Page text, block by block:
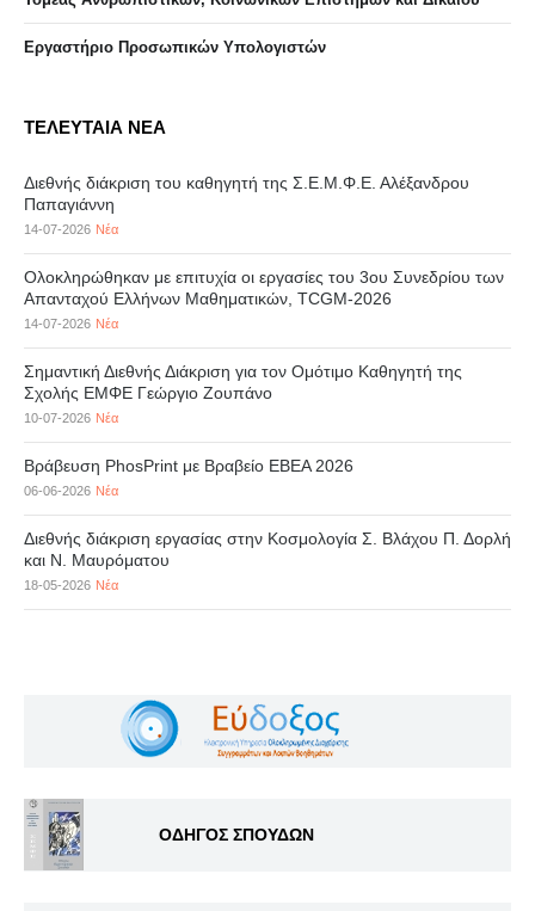
Eργαστήριo Προσωπικών Υπολογιστών
ΤΕΛΕΥΤΑΙΑ ΝΕΑ
Διεθνής διάκριση του καθηγητή της Σ.Ε.Μ.Φ.Ε. Αλέξανδρου
Παπαγιάννη
14-07-2026 Νέα
Ολοκληρώθηκαν με επιτυχία οι εργασίες του 3ου Συνεδρίου των
Απανταχού Ελλήνων Μαθηματικών, TCGM-2026
14-07-2026 Νέα
Σημαντική Διεθνής Διάκριση για τον Ομότιμο Καθηγητή της
Σχολής ΕΜΦΕ Γεώργιο Ζουπάνο
10-07-2026 Νέα
Βράβευση PhosPrint με Βραβείο ΕΒΕΑ 2026
06-06-2026 Νέα
Διεθνής διάκριση εργασίας στην Κοσμολογία Σ. Βλάχου Π. Δορλή
και Ν. Μαυρόματου
18-05-2026 Νέα
ΟΔΗΓΟΣ ΣΠΟΥΔΩΝ